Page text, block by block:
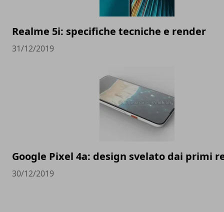
Realme 5i: specifiche tecniche e render
31/12/2019
Google Pixel 4a: design svelato dai primi
30/12/2019